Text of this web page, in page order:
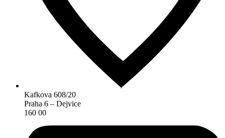
Kafkova 608/20
Praha 6 – Dejvice
160 00